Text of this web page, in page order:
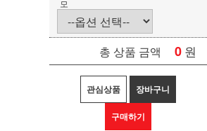
모
총 상품 금액 0 원
관심상품 장바구니
구매하기